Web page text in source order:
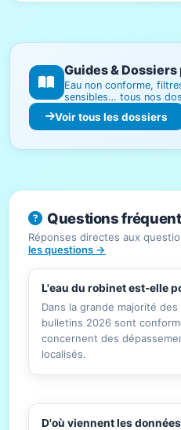
Guides &
Eau non conforme,
sensibles… tous nos
Voir tous les dossiers
Questions
Réponses directes aux
les questions →
L'eau du robinet est-elle
Dans la grande majorité
bulletins 2026 sont
concernent des
localisés.
D'où viennent les